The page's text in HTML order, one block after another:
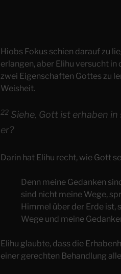
Hiobs Fokus schien darauf zu
erlangen, aber Elihu versucht
zwei Eigenschaften Gottes zu
Weisheit.
22 Siehe, Gott ist erhaben
er?
Darin hat Elihu recht, wie Gott
Denn meine Gedanken
sind nicht meine Wege,
Himmel über der Erde ist,
Wege und meine
Elihu glaubte, dass die
einer gerechten Behandlung